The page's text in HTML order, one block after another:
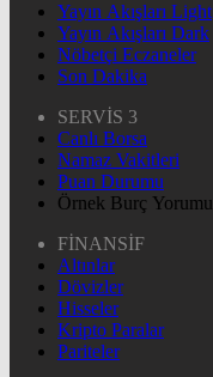
Yayın Akışları Light
Yayın Akışları Dark
Nöbetçi Eczaneler
Son Dakika
SERVİS 3
Canlı Borsa
Namaz Vakitleri
Puan Durumu
Örnek Burç Yorumu
FİNANSİF
Altınlar
Dövizler
Hisseler
Kripto Paralar
Pariteler